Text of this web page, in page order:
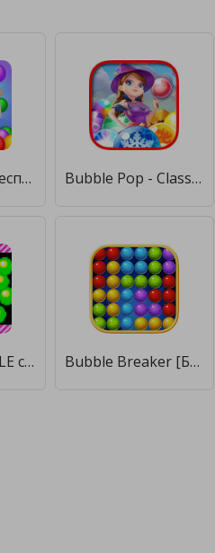
Bubble Cafe [Бесплатные покупки] Bubble Pop - Classic Bubble Sh [Бесплатные покупки]
BUBBLE BOBBLE classic [Бесплатные покупки] Bubble Breaker [Бесплатные покупки]